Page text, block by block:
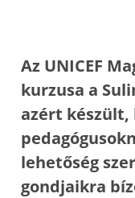
Az UNICEF
kurzusa a
azért készült,
lehetőség
gondjaikra